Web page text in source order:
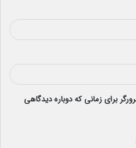
برای زمانی که دوباره دیدگاهی